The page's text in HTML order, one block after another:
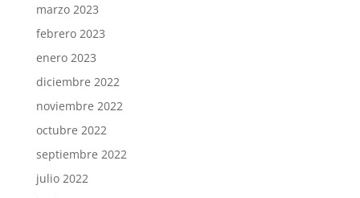
marzo 2023
febrero 2023
enero 2023
diciembre 2022
noviembre 2022
octubre 2022
septiembre 2022
julio 2022